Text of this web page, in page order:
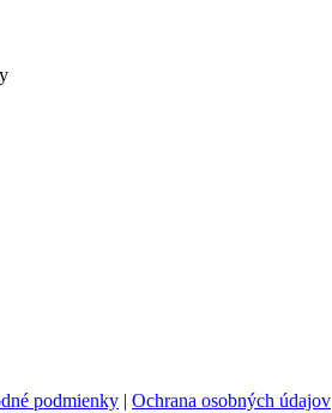
podmienky | Ochrana osobných údajov